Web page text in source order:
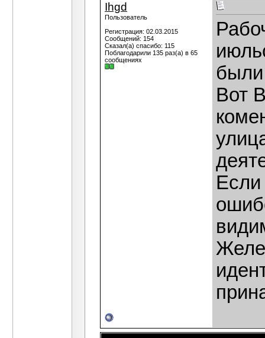
Ihgd
Пользователь
Регистрация: 02.03.2015
Сообщений: 154
Сказал(а) спасибо: 115
Поблагодарили 135 раз(а) в 65
сообщениях
были
Вот
Если